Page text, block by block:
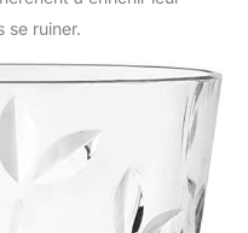
se ruiner.